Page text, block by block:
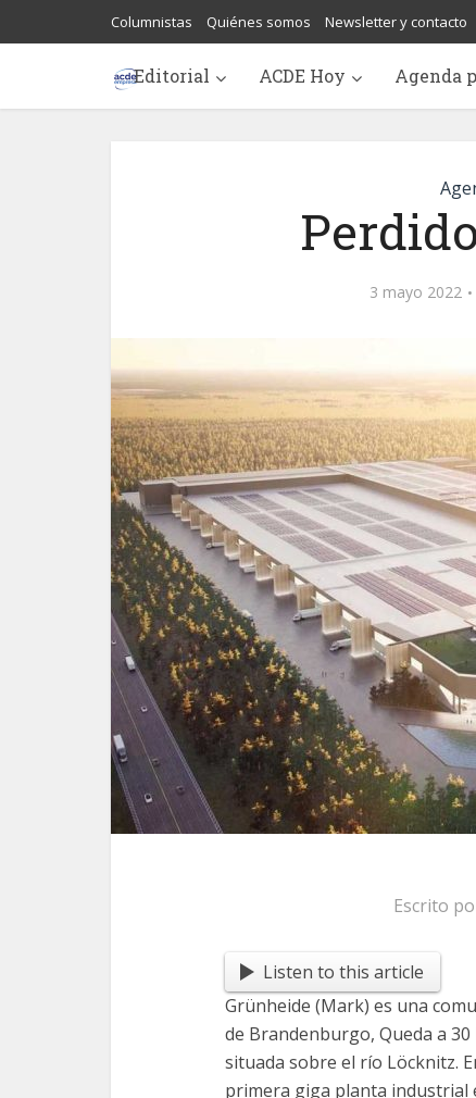
Columnistas Quiénes somos Newsletter y contacto
Editorial ACDE Hoy Agenda
3 mayo 2022
Escrito
Listen to this article
Grünheide (Mark) es una
de Brandenburgo, Queda a
situada sobre el río Löcknitz.
primera giga planta industrial